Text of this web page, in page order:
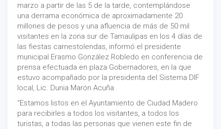
marzo a partir de las 5 de la tarde, contemplándose
una derrama económica de aproximadamente 20
millones de pesos y una afluencia de más de 50 mil
visitantes en la zona sur de Tamaulipas en los 4 días de
las fiestas carnestolendas, informó el presidente
municipal Erasmo González Robledo en conferencia de
prensa efectuada en plaza Gobernadores, en la que
estuvo acompañado por la presidenta del Sistema DIF
local, Lic. Dunia Marón Acuña.
“Estamos listos en el Ayuntamiento de Ciudad Madero
para recibirles a todos los visitantes, a todos los
turistas, a todas las personas que vienen este fin de